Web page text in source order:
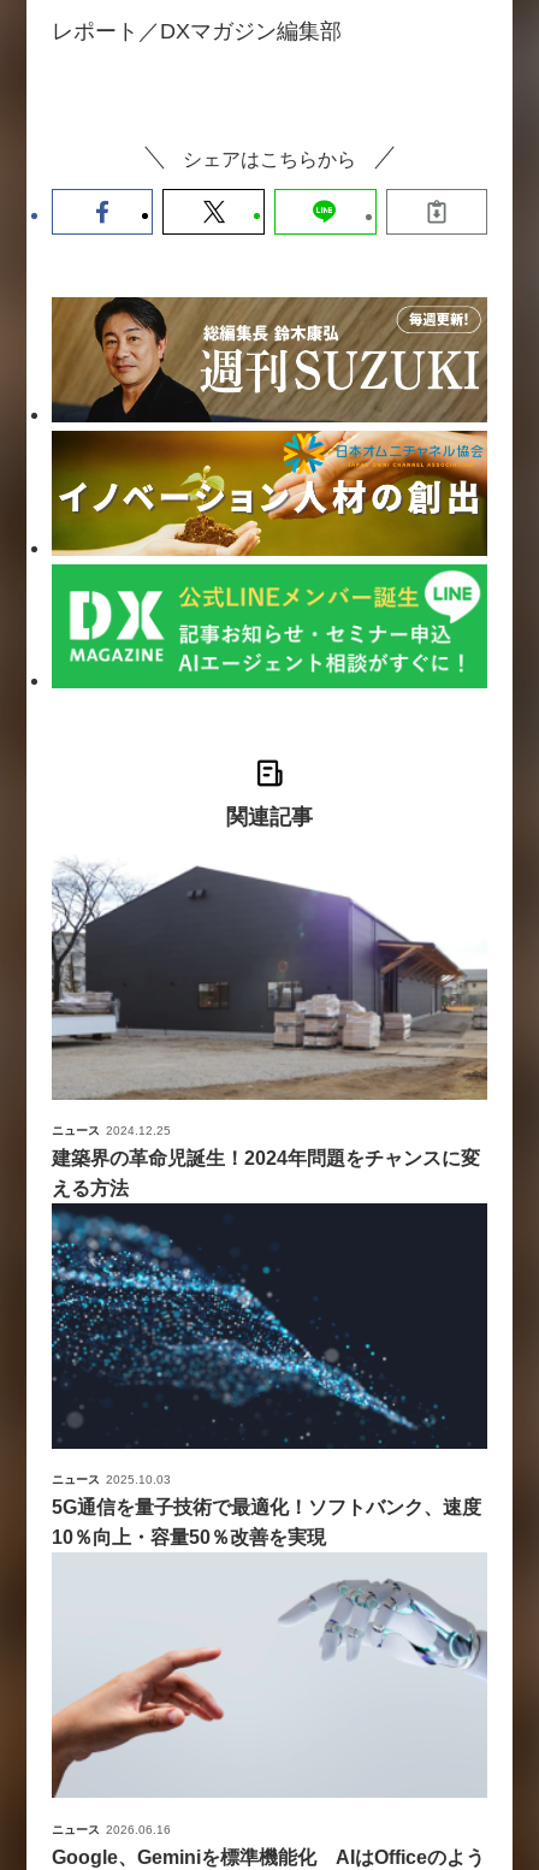
レポート／DXマガジン編集部
シェアはこちらから
関連記事
ニュース 2024.12.25
建築界の革命児誕生！2024年問題をチャンスに変
える方法
ニュース 2025.10.03
5G通信を量子技術で最適化！ソフトバンク、速度
10％向上・容量50％改善を実現
ニュース 2026.06.16
Google、Geminiを標準機能化 AIはOfficeのよう